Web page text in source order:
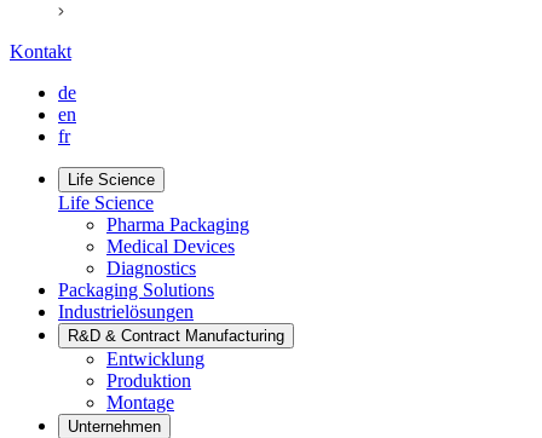
Kontakt
de
en
fr
Life Science
Life Science
Pharma Packaging
Medical Devices
Diagnostics
Packaging Solutions
Industrielösungen
R&D & Contract Manufacturing
Entwicklung
Produktion
Montage
Unternehmen